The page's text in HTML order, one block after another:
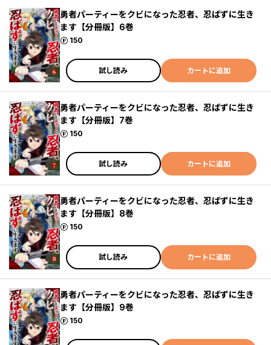
勇者パーティーをクビになった忍者、忍ばずに生き
ます【分冊版】6巻
150
ポイント
試し読み カートに追加
勇者パーティーをクビになった忍者、忍ばずに生き
ます【分冊版】7巻
150
ポイント
試し読み カートに追加
勇者パーティーをクビになった忍者、忍ばずに生き
ます【分冊版】8巻
150
ポイント
試し読み カートに追加
勇者パーティーをクビになった忍者、忍ばずに生き
ます【分冊版】9巻
150
ポイント